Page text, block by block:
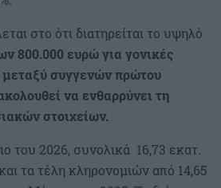
στο ότι διατηρείται το υψηλό
800.000 ευρώ για γονικές
συγγενών πρώτου
να ενθαρρύνει τη
στοιχείων.
του 2026, συνολικά 16,73 εκατ.
τα τέλη κληρονομιών από 14,65